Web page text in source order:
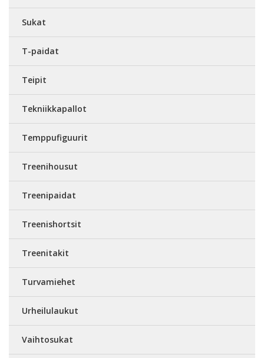
Sukat
T-paidat
Teipit
Tekniikkapallot
Temppufiguurit
Treenihousut
Treenipaidat
Treenishortsit
Treenitakit
Turvamiehet
Urheilulaukut
Vaihtosukat